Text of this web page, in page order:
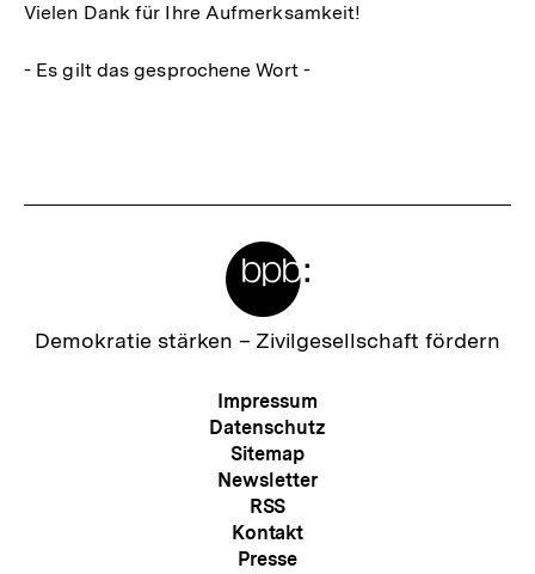
Vielen Dank für Ihre Aufmerksamkeit!
- Es gilt das gesprochene Wort -
Zur
Demokratie stärken – Zivilgesellschaft fördern
Meta-
Navigation
Impressum
Datenschutz
Sitemap
Newsletter
RSS
Kontakt
Presse